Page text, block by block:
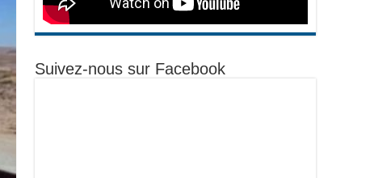
Suivez-nous sur Facebook